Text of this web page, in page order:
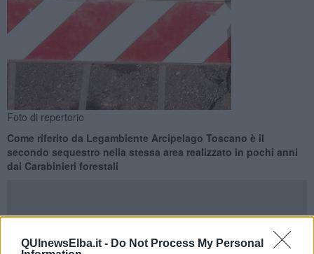
QUInewsElba.it - Do Not Process My Personal
Foto di repertorio
Come riferito da Legambiente Arcipelago Toscano è il
secondo sequestro nella stessa area realizzato in pochi anni
dai Carabinieri forestali